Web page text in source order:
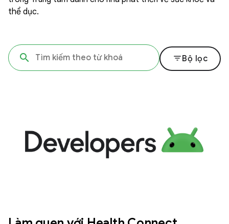
thể dục.
filter_listBộ lọc